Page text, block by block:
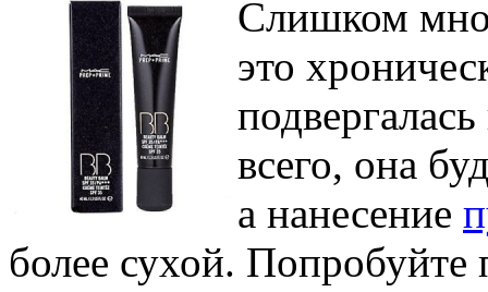
Слишком
это
всего, она
а нанесение
более сухой. Попробуйте